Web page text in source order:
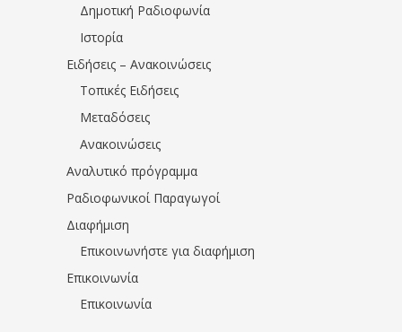
Δημοτική Ραδιοφωνία
Ιστορία
Ειδήσεις – Ανακοινώσεις
Τοπικές Ειδήσεις
Μεταδόσεις
Ανακοινώσεις
Αναλυτικό πρόγραμμα
Ραδιοφωνικοί Παραγωγοί
Διαφήμιση
Επικοινωνήστε για διαφήμιση
Επικοινωνία
Επικοινωνία